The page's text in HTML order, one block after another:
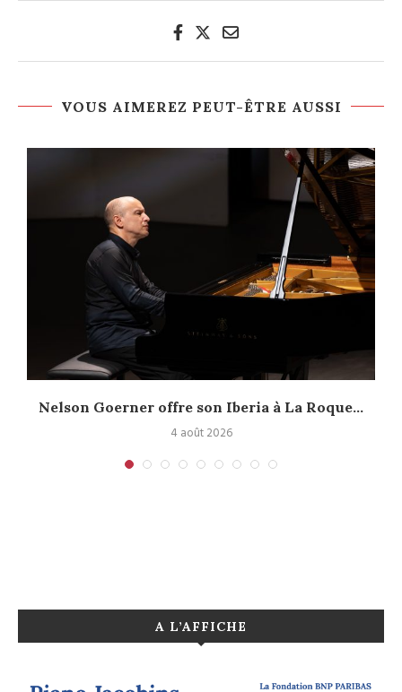
VOUS AIMEREZ PEUT-ÊTRE AUSSI
Nelson Goerner offre son Iberia à La Roque...
4 août 2026
A L’AFFICHE